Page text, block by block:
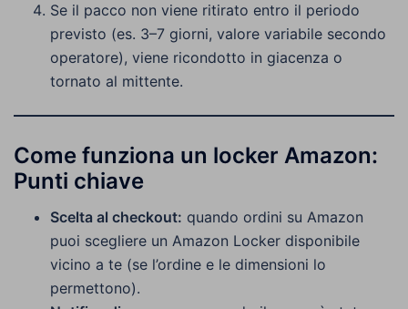
Se il pacco non viene ritirato entro il periodo
previsto (es. 3–7 giorni, valore variabile secondo
operatore), viene ricondotto in giacenza o
tornato al mittente.
Come funziona un locker Amazon:
Punti chiave
Scelta al checkout: quando ordini su Amazon
puoi scegliere un Amazon Locker disponibile
vicino a te (se l’ordine e le dimensioni lo
permettono).